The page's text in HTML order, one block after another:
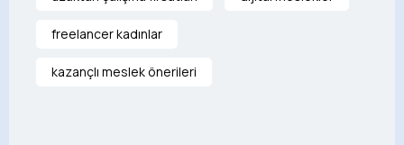
freelancer kadınlar
kazançlı meslek önerileri